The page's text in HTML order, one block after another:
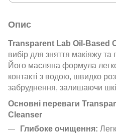
Опис
Transparent Lab Oil-Based
вибір для зняття макіяжу
Його масляна формула
контакті з водою, швидко
забруднення, залишаючи
Основні переваги
Cleanser
Глибоке очищення: